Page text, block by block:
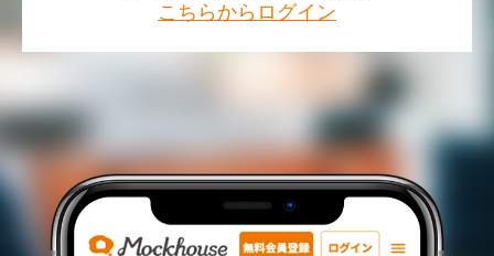
こちらからログイン